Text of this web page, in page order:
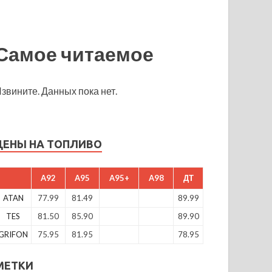
читаемое
Данных пока нет.
НА ТОПЛИВО
A92 A95 A95+ A98 ДТ
ATAN 77.99 81.49
89.99
TES
81.50 85.90
89.90
75.95 81.95 78.95